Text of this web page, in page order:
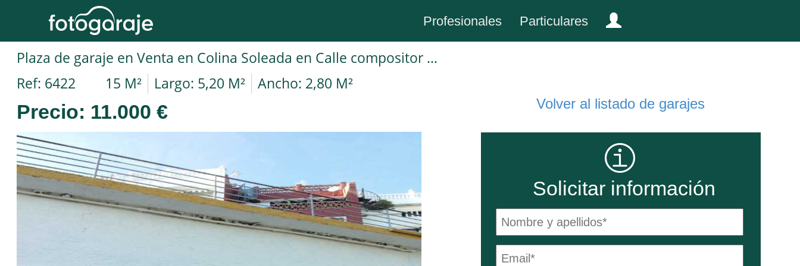
Profesionales Particulares
Plaza de garaje en Venta en Colina Soleada en Calle compositor Brahms
Ref: 6422
15 M² Largo: 5,20 M² Ancho: 2,80 M²
Precio: 11.000 € Volver al listado de garajes
Solicitar información